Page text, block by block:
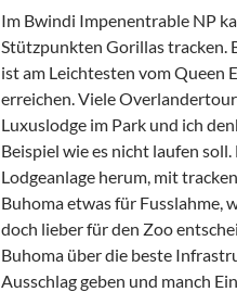
Im Bwindi Impenentrable NP
Stützpunkten Gorillas tracken.
ist am Leichtesten vom Queen
erreichen. Viele
Luxuslodge im Park und ich
Beispiel wie es nicht laufen
Lodgeanlage herum, mit
Buhoma etwas für Fusslahme,
doch lieber für den Zoo
Buhoma über die beste
Ausschlag geben und manch